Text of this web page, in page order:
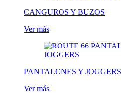
CANGUROS Y BUZOS
Ver más
PANTALONES Y JOGGERS
Ver más